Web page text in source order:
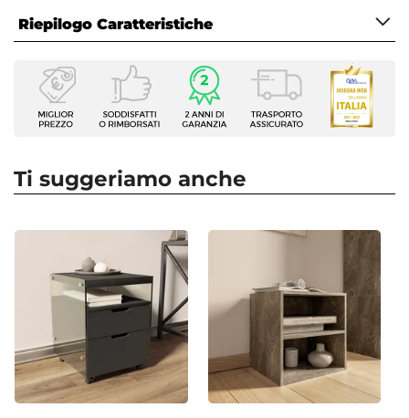
Riepilogo Caratteristiche
Caratteristiche
Tipologia
Sedia girevole
Kimmy Roller
Dimensioni
Schienale imbottito|
Meccanismi
Rotazione 360°
|Altezza regolabile
Colore Seduta
Grigio
Colore Basamento
Ti suggeriamo anche